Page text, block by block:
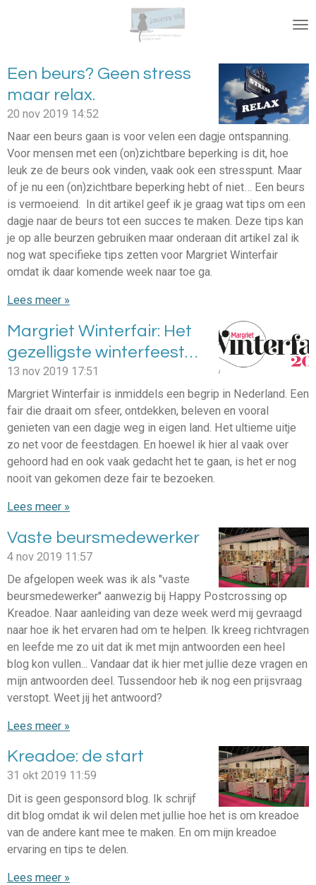
de
hoofdinhoud
Een beurs? Geen stress
maar relax.
20 nov 2019 14:52
Naar een beurs gaan is voor velen een dagje ontspanning.
Voor mensen met een (on)zichtbare beperking is dit, hoe
leuk ze de beurs ook vinden, vaak ook een stresspunt. Maar
of je nu een (on)zichtbare beperking hebt of niet… Een beurs
is vermoeiend. In dit artikel geef ik je graag wat tips om een
dagje naar de beurs tot een succes te maken. Deze tips kan
je op alle beurzen gebruiken maar onderaan dit artikel zal ik
nog wat specifieke tips zetten voor Margriet Winterfair
omdat ik daar komende week naar toe ga.
Lees meer »
Margriet Winterfair: Het
gezelligste winterfeest…
13 nov 2019 17:51
Margriet Winterfair is inmiddels een begrip in Nederland. Een
fair die draait om sfeer, ontdekken, beleven en vooral
genieten van een dagje weg in eigen land. Het ultieme uitje
zo net voor de feestdagen. En hoewel ik hier al vaak over
gehoord had en ook vaak gedacht het te gaan, is het er nog
nooit van gekomen deze fair te bezoeken.
Lees meer »
Vaste beursmedewerker
4 nov 2019 11:57
De afgelopen week was ik als "vaste
beursmedewerker" aanwezig bij Happy Postcrossing op
Kreadoe. Naar aanleiding van deze week werd mij gevraagd
naar hoe ik het ervaren had om te helpen. Ik kreeg richtvragen
en leefde me zo uit dat ik met mijn antwoorden een heel
blog kon vullen... Vandaar dat ik hier met jullie deze vragen en
mijn antwoorden deel. Tussendoor heb ik nog een prijsvraag
verstopt. Weet jij het antwoord?
Lees meer »
Kreadoe: de start
31 okt 2019 11:59
Dit is geen gesponsord blog. Ik schrijf
dit blog omdat ik wil delen met jullie hoe het is om kreadoe
van de andere kant mee te maken. En om mijn kreadoe
ervaring en tips te delen.
Lees meer »